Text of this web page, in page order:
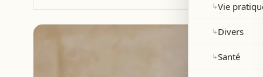
↳Vie
↳Divers
↳Santé